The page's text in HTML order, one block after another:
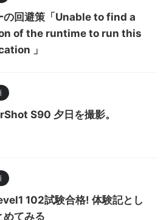
の回避策「Unable to find a
of the runtime to run this
」
S90 夕日を撮影。
102試験合格! 体験記とし
めてみる